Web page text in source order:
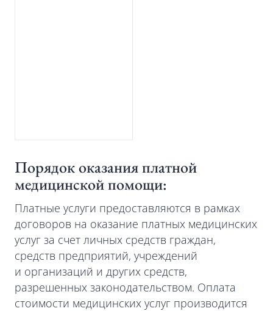
Порядок оказания платной
медицинской помощи:
Платные услуги предоставляются в рамках
договоров на оказание платных медицинских
услуг за счет личных средств граждан,
средств предприятий, учреждений
и организаций и других средств,
разрешенных законодательством. Оплата
стоимости медицинских услуг производится